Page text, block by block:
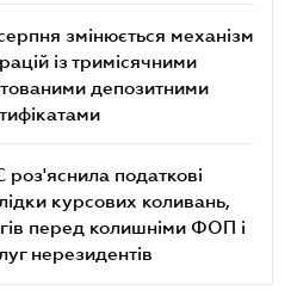
змінюється механізм
із тримісячними
депозитними
роз'яснила податкові
курсових коливань,
перед колишніми ФОП і
нерезидентів